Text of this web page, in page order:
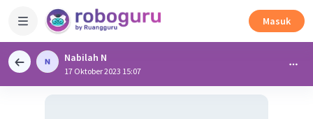
Masuk
Nabilah N
17 Oktober 2023 15:07